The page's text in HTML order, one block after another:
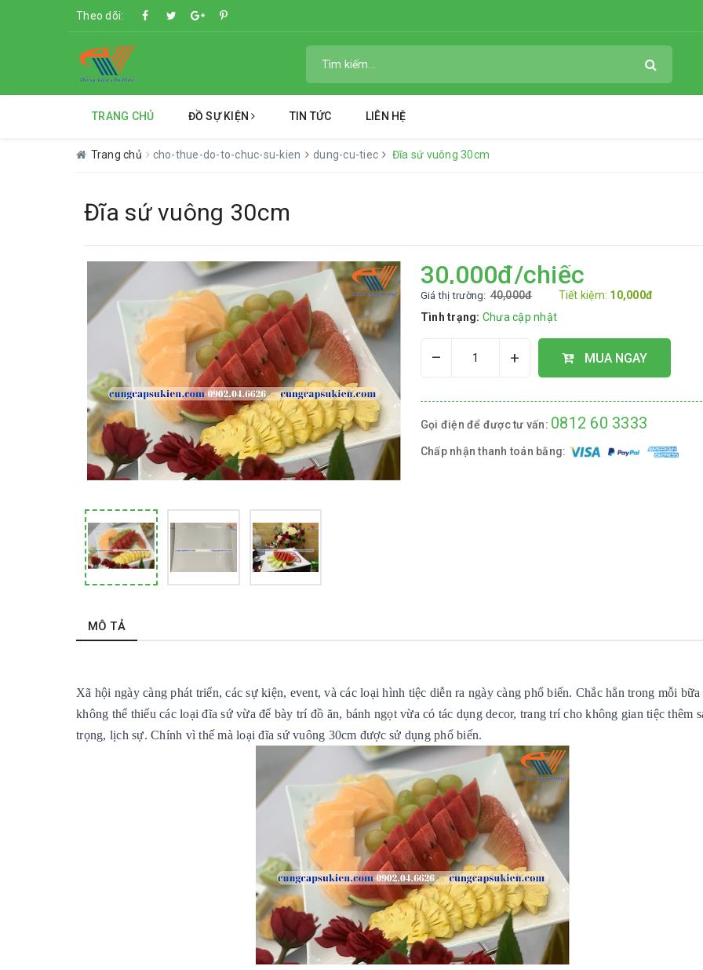
Theo dõi:
TRANG CHỦ ĐỒ SỰ KIỆN TIN TỨC LIÊN HỆ
Trang chủ cho-thue-do-to-chuc-su-kien dung-cu-tiec Đĩa sứ vuông 30cm
Đĩa sứ vuông 30cm
30,000đ/chiếc
Giá thị trường: 40,000đ Tiết kiệm: 10,000đ
Tình trạng: Chưa cập nhật
– + MUA NGAY
Gọi điện để được tư vấn: 0812 60 3333
Chấp nhận thanh toán bằng:
MÔ TẢ
Xã hội ngày càng phát triển, các sự kiện, event, và các loại hình tiệc diễn ra ngày càng phổ biến. Chắc hẳn trong mỗi bữa
không thể thiếu các loại đĩa sứ vừa để bày trí đồ ăn, bánh ngọt vừa có tác dụng decor, trang trí cho không gian tiệc thêm
trọng, lịch sự. Chính vì thế mà loại đĩa sứ vuông 30cm được sử dụng phổ biến.